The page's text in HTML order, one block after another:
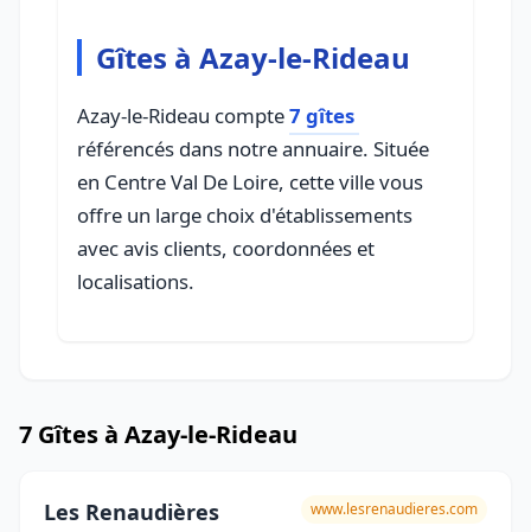
Gîtes à Azay-le-Rideau
Azay-le-Rideau compte7 gîtes
référencés dans notre annuaire. Située
en Centre Val De Loire, cette ville vous
offre un large choix d'établissements
avec avis clients, coordonnées et
localisations.
7 Gîtes à Azay-le-Rideau
Les Renaudières www.lesrenaudieres.com